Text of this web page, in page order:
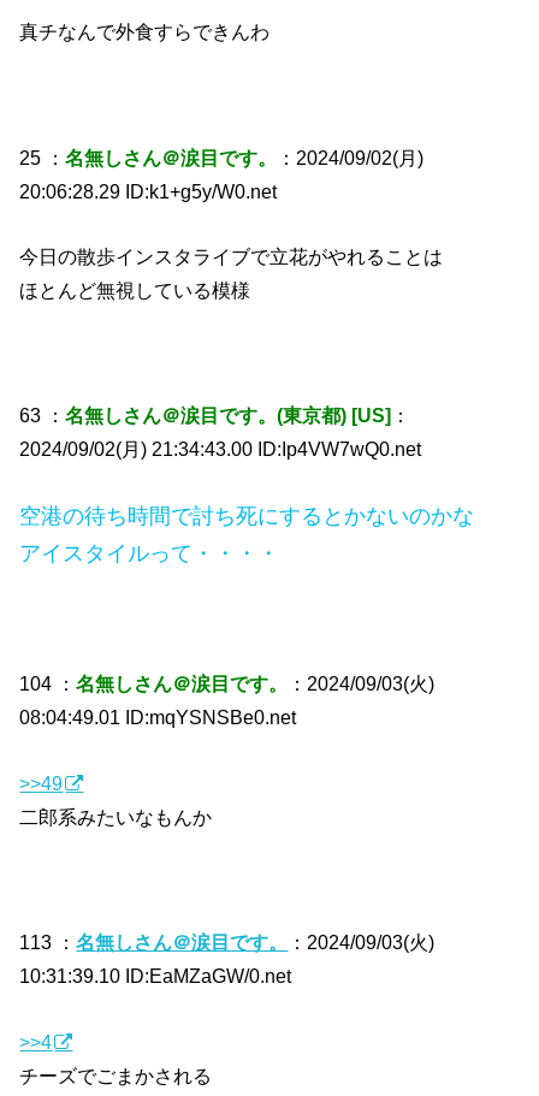
真チなんで外食すらできんわ
25 ：名無しさん＠涙目です。
：2024/09/02(月)
20:06:28.29 ID:k1+g5y/W0.net
今日の散歩インスタライブで立花がやれることは
ほとんど無視している模様
63 ：名無しさん＠涙目です。(東京都) [US] ：
2024/09/02(月) 21:34:43.00 ID:Ip4VW7wQ0.net
空港の待ち時間で討ち死にするとかないのかな
アイスタイルって・・・・
104 ：名無しさん＠涙目です。
：2024/09/03(火)
08:04:49.01 ID:mqYSNSBe0.net
>>49
二郎系みたいなもんか
113 ：名無しさん＠涙目です。
：2024/09/03(火)
10:31:39.10 ID:EaMZaGW/0.net
>>4
チーズでごまかされる